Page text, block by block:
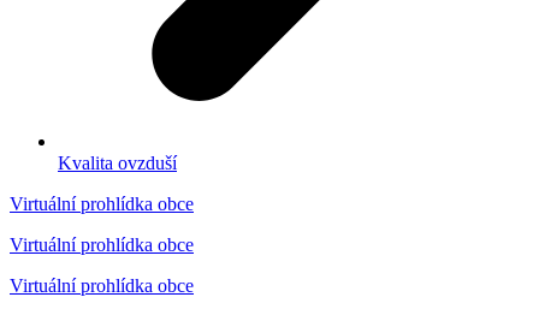
Kvalita ovzduší
Virtuální prohlídka obce
Virtuální prohlídka obce
Virtuální prohlídka obce